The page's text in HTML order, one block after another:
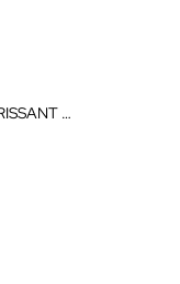
VINOTHERAPIST SOIN CORPS NOURRISSANT HYALURONIQUE 200ML